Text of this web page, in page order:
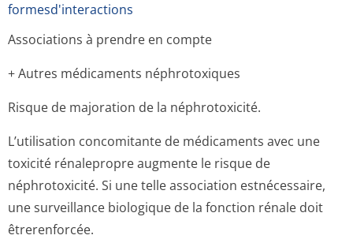
formesd'interactions
Associations à prendre en compte
+ Autres médicaments néphrotoxiques
Risque de majoration de la néphrotoxicité.
L’utilisation concomitante de médicaments avec une
toxicité rénalepropre augmente le risque de
néphrotoxicité. Si une telle association estnécessaire,
une surveillance biologique de la fonction rénale doit
êtrerenforcée.